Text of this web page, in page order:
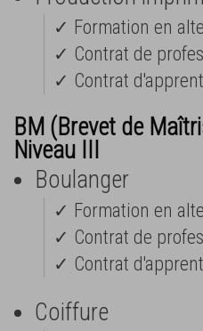
✓ Formation en
✓ Contrat de
✓ Contrat
BM (Brevet de
Niveau III
Boulanger
✓ Formation en
✓ Contrat de
✓ Contrat
Coiffure